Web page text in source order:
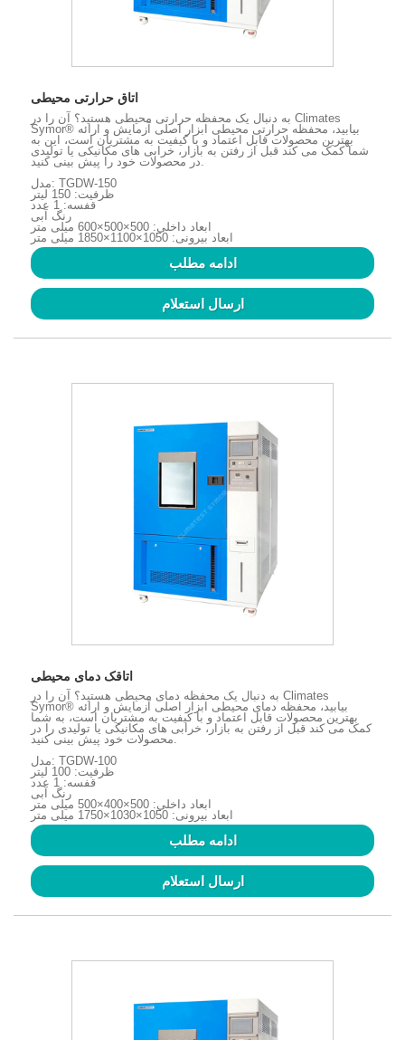
اتاق حرارتی محیطی
به دنبال یک محفظه حرارتی محیطی هستید؟ آن را در Climates
Symor® بیابید، محفظه حرارتی محیطی ابزار اصلی آزمایش و ارائه
بهترین محصولات قابل اعتماد و با کیفیت به مشتریان است، این به
شما کمک می کند قبل از رفتن به بازار، خرابی های مکانیکی یا تولیدی
مدل: TGDW-150
ظرفیت: 150 لیتر
قفسه: 1 عدد
رنگ آبی
ابعاد داخلی: 500×500×600 میلی متر
ابعاد بیرونی: 1050×1100×1850 میلی متر
ادامه مطلب
ارسال استعلام
اتاقک دمای محیطی
به دنبال یک محفظه دمای محیطی هستید؟ آن را در Climates
Symor® بیابید، محفظه دمای محیطی ابزار اصلی آزمایش و ارائه
بهترین محصولات قابل اعتماد و با کیفیت به مشتریان است، به شما
کمک می کند قبل از رفتن به بازار، خرابی های مکانیکی یا تولیدی را در
محصولات خود پیش بینی کنید.
مدل: TGDW-100
ظرفیت: 100 لیتر
قفسه: 1 عدد
رنگ آبی
ابعاد داخلی: 500×400×500 میلی متر
ابعاد بیرونی: 1050×1030×1750 میلی متر
ادامه مطلب
ارسال استعلام